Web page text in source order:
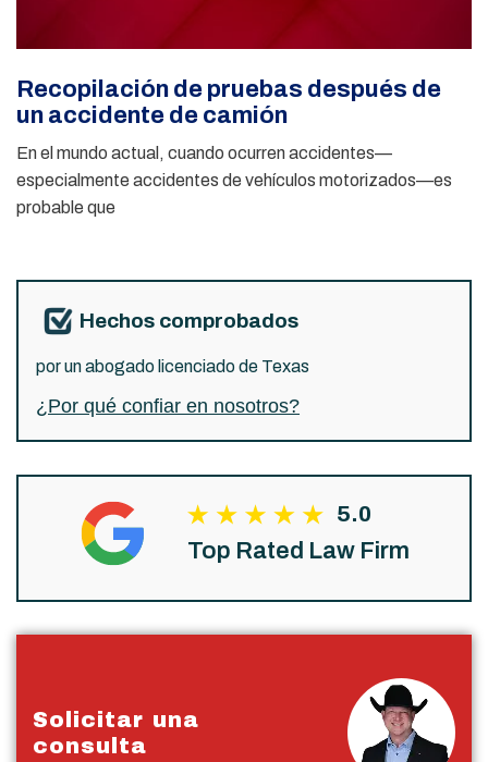
Recopilación de pruebas después de
un accidente de camión
En el mundo actual, cuando ocurren accidentes—
especialmente accidentes de vehículos motorizados—es
probable que
Hechos comprobados
por un abogado licenciado de Texas
¿Por qué confiar en nosotros?
5.0
Top Rated Law Firm
Solicitar una
consulta